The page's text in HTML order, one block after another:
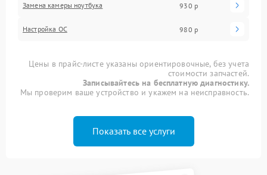
Замена камеры ноутбука 930 р
Настройка ОС 980 р
Цены в прайс-листе указаны ориентировочные, без учета
стоимости запчастей.
Записывайтесь на бесплатную диагностику.
Мы проверим ваше устройство и укажем на неисправность.
Показать все услуги